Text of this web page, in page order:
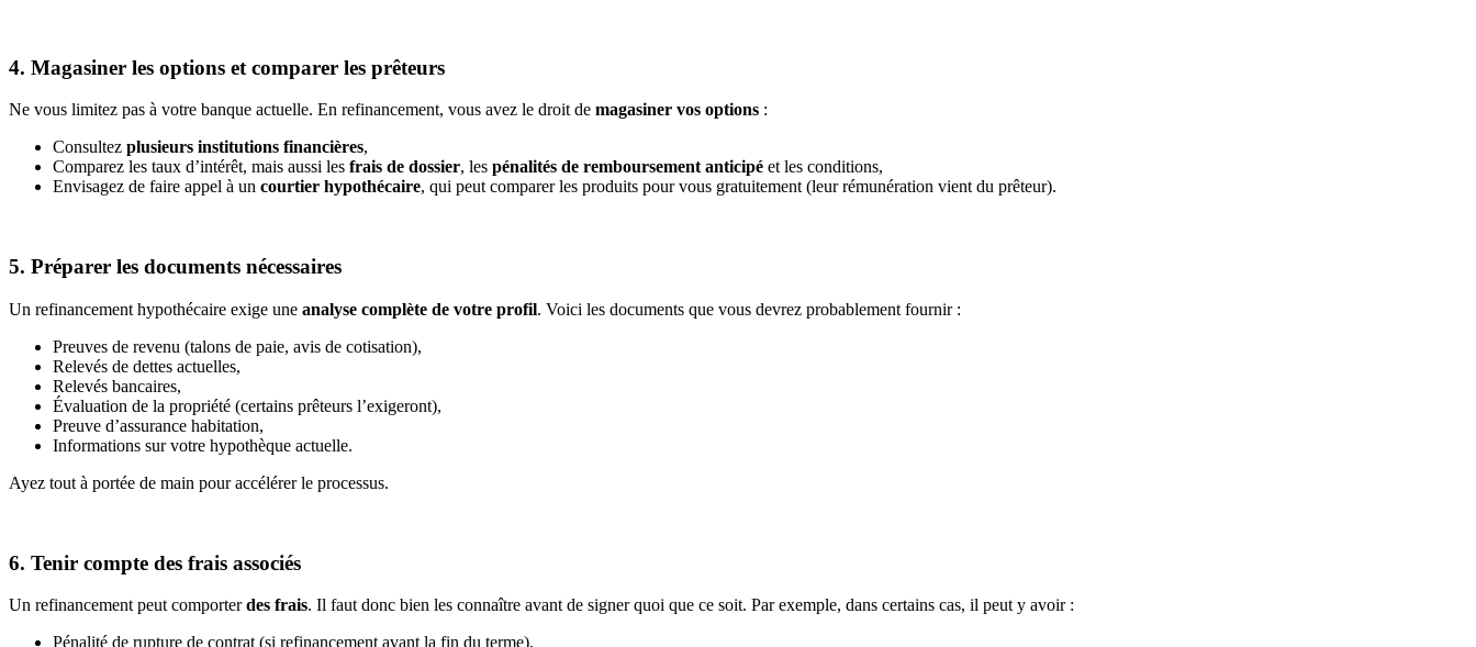
4. Magasiner les options et comparer les prêteurs
Ne vous limitez pas à votre banque actuelle. En refinancement, vous avez le droit de magasiner vos options :
Consultez plusieurs institutions financières,
Comparez les taux d’intérêt, mais aussi les frais de dossier, les pénalités de remboursement anticipé et les conditions,
Envisagez de faire appel à un courtier hypothécaire, qui peut comparer les produits pour vous gratuitement (leur rémunération vient du prêteur).
5. Préparer les documents nécessaires
Un refinancement hypothécaire exige une analyse complète de votre profil. Voici les documents que vous devrez probablement fournir :
Preuves de revenu (talons de paie, avis de cotisation),
Relevés de dettes actuelles,
Relevés bancaires,
Évaluation de la propriété (certains prêteurs l’exigeront),
Preuve d’assurance habitation,
Informations sur votre hypothèque actuelle.
Ayez tout à portée de main pour accélérer le processus.
6. Tenir compte des frais associés
Un refinancement peut comporterdes frais. Il faut donc bien les connaître avant de signer quoi que ce soit. Par exemple, dans certains cas, il peut y avoir :
Pénalité de rupture de contrat (si refinancement avant la fin du terme),